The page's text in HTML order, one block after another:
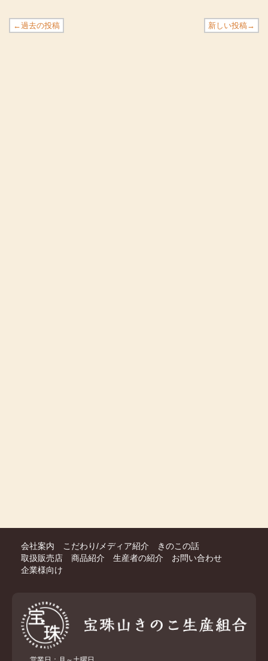
←過去の投稿 新しい投稿→
会社案内 こだわり/メディア紹介
きのこの話
取扱販売店
商品紹介 生産者の紹介
お問い合わせ
企業様向け